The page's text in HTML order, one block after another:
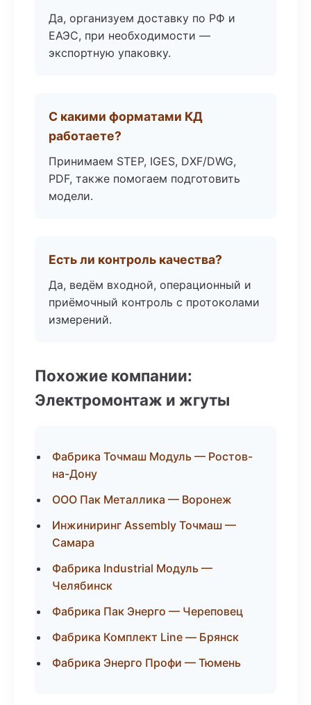
Да, организуем доставку по РФ и
ЕАЭС, при необходимости —
экспортную упаковку.
С какими форматами КД
работаете?
Принимаем STEP, IGES, DXF/DWG,
PDF, также помогаем подготовить
модели.
Есть ли контроль качества?
Да, ведём входной, операционный и
приёмочный контроль с протоколами
измерений.
Похожие компании:
Электромонтаж и жгуты
Фабрика Точмаш Модуль — Ростов-
на-Дону
ООО Пак Металлика — Воронеж
Инжиниринг Assembly Точмаш —
Самара
Фабрика Industrial Модуль —
Челябинск
Фабрика Пак Энерго — Череповец
Фабрика Комплект Line — Брянск
Фабрика Энерго Профи — Тюмень